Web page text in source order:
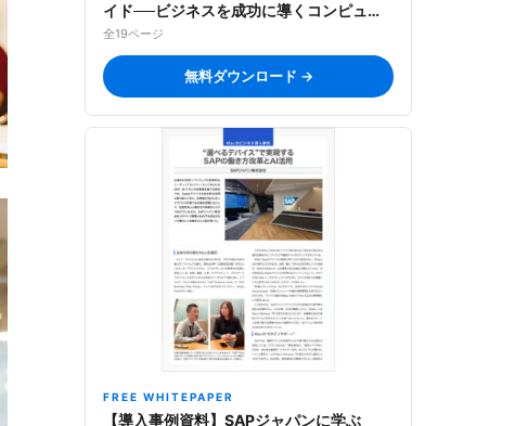
イド──ビジネスを成功に導くコンピュー
タ選びと活用法
全19ページ
無料ダウンロード →
FREE WHITEPAPER
【導入事例資料】SAPジャパンに学ぶ